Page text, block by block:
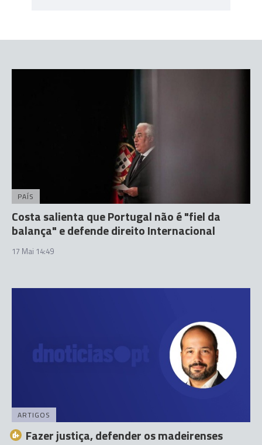
PAÍS
Costa salienta que Portugal não é "fiel da
balança" e defende direito Internacional
17 Mai 14:49
ARTIGOS
Fazer justiça, defender os madeirenses